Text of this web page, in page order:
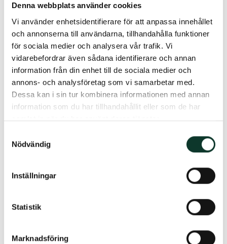
Denna webbplats använder cookies
Vi använder enhetsidentifierare för att anpassa innehållet
och annonserna till användarna, tillhandahålla funktioner
för sociala medier och analysera vår trafik. Vi
vidarebefordrar även sådana identifierare och annan
information från din enhet till de sociala medier och
annons- och analysföretag som vi samarbetar med.
Dessa kan i sin tur kombinera informationen med annan
information som du har tillhandahållit eller som de har
samlat in när du har använt deras tjänster.
Nödvändig
Inställningar
Statistik
Marknadsföring
Mina sidor
Hjälp med inloggning
För att logga in på mina sidor krävs BankID
eller mobilt BankID, har du problem med